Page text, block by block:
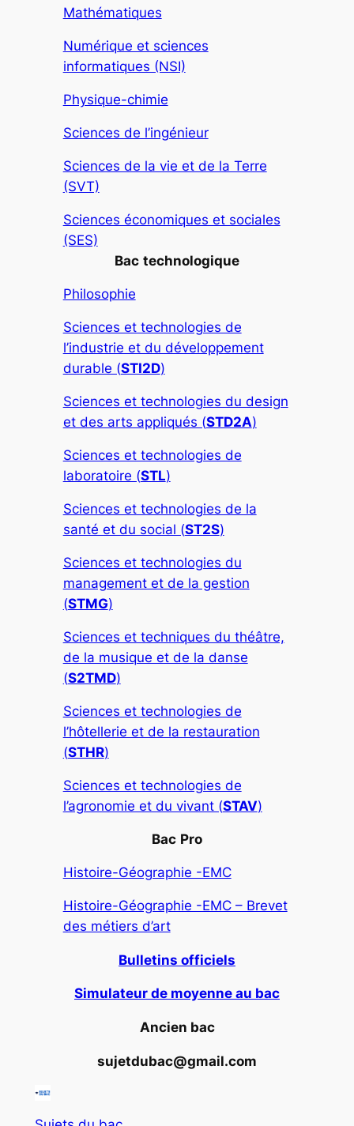
Mathématiques
Numérique et sciences
informatiques (NSI)
Physique-chimie
Sciences de l’ingénieur
Sciences de la vie et de la Terre
(SVT)
Sciences économiques et sociales
(SES)
Bac technologique
Philosophie
Sciences et technologies de
l’industrie et du développement
durable (STI2D)
Sciences et technologies du design
et des arts appliqués (STD2A)
Sciences et technologies de
laboratoire (STL)
Sciences et technologies de la
santé et du social (ST2S)
Sciences et technologies du
management et de la gestion
(STMG)
Sciences et techniques du théâtre,
de la musique et de la danse
(S2TMD)
Sciences et technologies de
l’hôtellerie et de la restauration
(STHR)
Sciences et technologies de
l’agronomie et du vivant (STAV)
Bac Pro
Histoire-Géographie -EMC
Histoire-Géographie -EMC – Brevet
des métiers d’art
Bulletins officiels
Simulateur de moyenne au bac
Ancien bac
sujetdubac@gmail.com